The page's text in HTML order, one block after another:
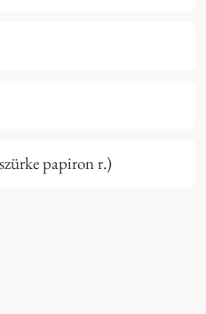
papiron r.)